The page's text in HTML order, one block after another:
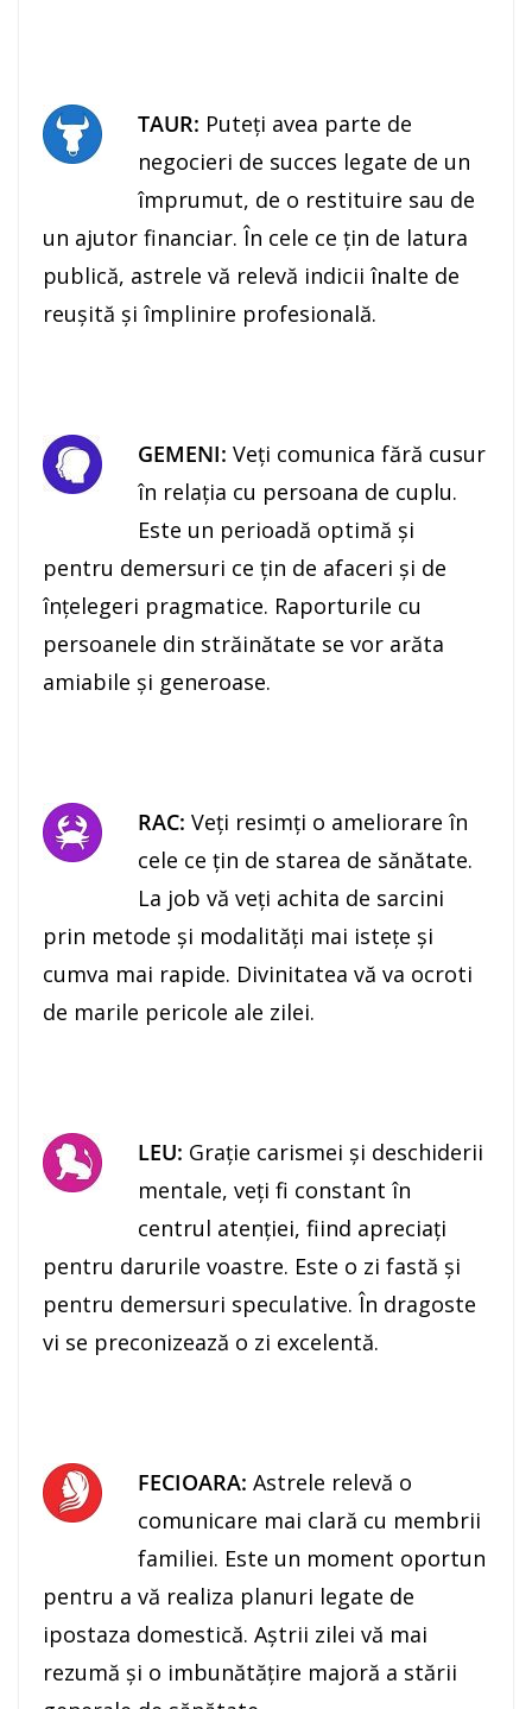
TAUR: Puteți avea parte de
negocieri de succes legate de un
împrumut, de o restituire sau de
un ajutor financiar. În cele ce ţin de latura
publică, astrele vă relevă indicii înalte de
reuşită şi împlinire profesională.
GEMENI: Veţi comunica fără cusur
în relaţia cu persoana de cuplu.
Este un perioadă optimă şi
pentru demersuri ce ţin de afaceri şi de
înţelegeri pragmatice. Raporturile cu
persoanele din străinătate se vor arăta
amiabile şi generoase.
RAC: Veţi resimţi o ameliorare în
cele ce ţin de starea de sănătate.
La job vă veţi achita de sarcini
prin metode şi modalităţi mai isteţe și
cumva mai rapide. Divinitatea vă va ocroti
de marile pericole ale zilei.
LEU: Graţie carismei şi deschiderii
mentale, veţi fi constant în
centrul atenţiei, fiind apreciaţi
pentru darurile voastre. Este o zi fastă şi
pentru demersuri speculative. În dragoste
vi se preconizează o zi excelentă.
FECIOARA: Astrele relevă o
comunicare mai clară cu membrii
familiei. Este un moment oportun
pentru a vă realiza planuri legate de
ipostaza domestică. Aştrii zilei vă mai
rezumă şi o imbunătăţire majoră a stării